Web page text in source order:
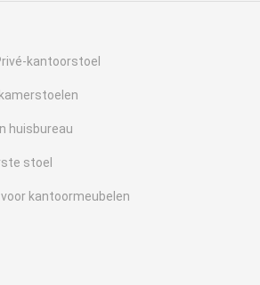
kantoorstoel
huisbureau
stoel
kantoormeubelen